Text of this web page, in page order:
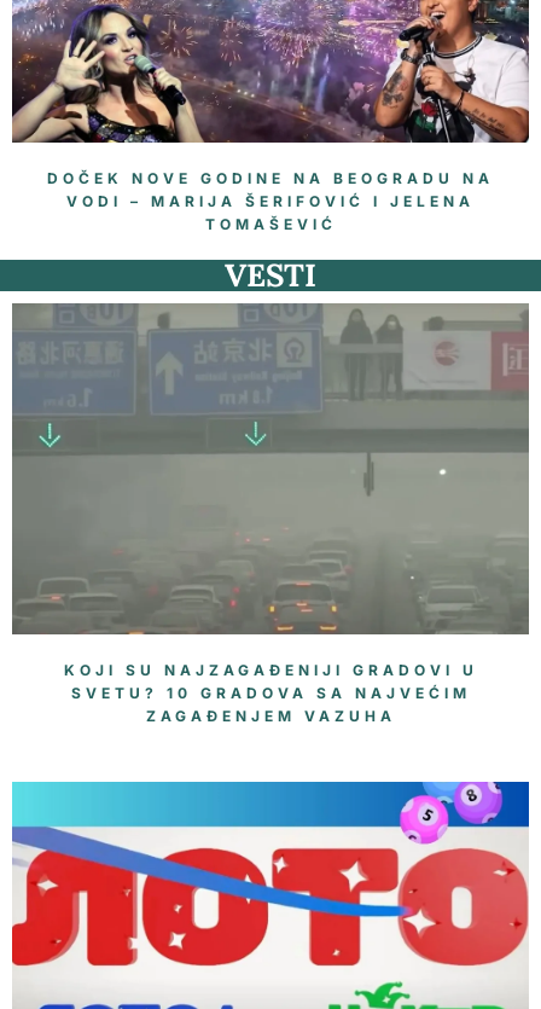
DOČEK NOVE GODINE NA BEOGRADU NA
VODI – MARIJA ŠERIFOVIĆ I JELENA
TOMAŠEVIĆ
VESTI
KOJI SU NAJZAGAĐENIJI GRADOVI U
SVETU? 10 GRADOVA SA NAJVEĆIM
ZAGAĐENJEM VAZUHA